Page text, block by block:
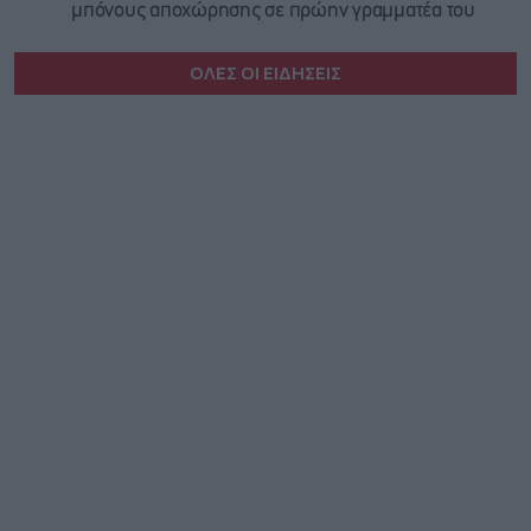
μπόνους αποχώρησης σε πρώην γραμματέα του
ΟΛΕΣ ΟΙ ΕΙΔΗΣΕΙΣ